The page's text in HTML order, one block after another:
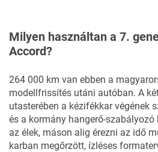
Milyen használtan a 7.
Accord?
264 000 km van ebben a
modellfrissítés utáni autóban. A
utasterében a kézifékkar végének
és a kormány hangerő-
az élek, máson alig érezni az idő
karban megőrzött, ízléses